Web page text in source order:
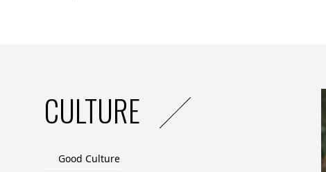
CULTURE
Good Culture